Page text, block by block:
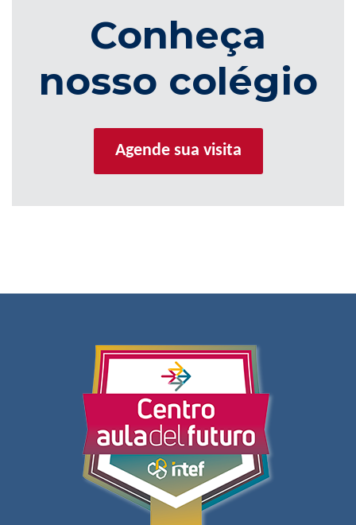
Conheça
nosso colégio
Agende sua visita